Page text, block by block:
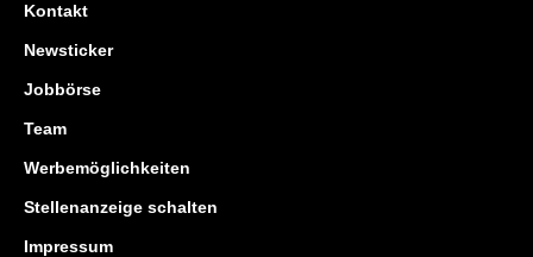
Kontakt
Newsticker
Jobbörse
Team
Werbemöglichkeiten
Stellenanzeige schalten
Impressum